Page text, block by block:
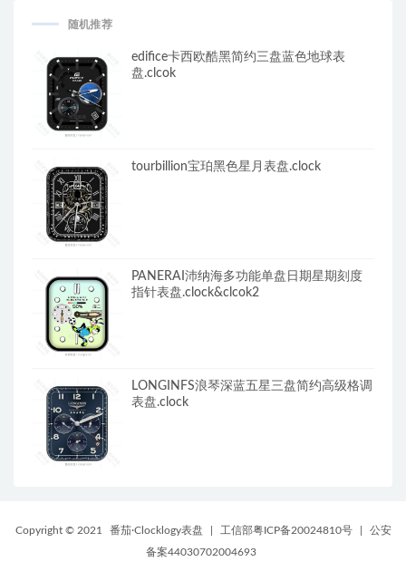
随机推荐
edifice卡西欧酷黑简约三盘蓝色地球表
盘.clcok
tourbillion宝珀黑色星月表盘.clock
PANERAI沛纳海多功能单盘日期星期刻度
指针表盘.clock&clcok2
LONGINFS浪琴深蓝五星三盘简约高级格调
表盘.clock
Copyright © 2021 番茄·Clocklogy表盘 工信部粤ICP备20024810号
公安
备案44030702004693